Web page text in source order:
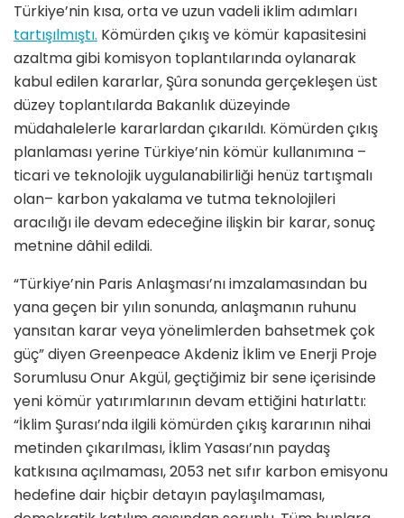
Türkiye’nin kısa, orta ve uzun vadeli iklim adımları
tartışılmıştı. Kömürden çıkış ve kömür kapasitesini
azaltma gibi komisyon toplantılarında oylanarak
kabul edilen kararlar, Şûra sonunda gerçekleşen üst
düzey toplantılarda Bakanlık düzeyinde
müdahalelerle kararlardan çıkarıldı. Kömürden çıkış
planlaması yerine Türkiye’nin kömür kullanımına –
ticari ve teknolojik uygulanabilirliği henüz tartışmalı
olan– karbon yakalama ve tutma teknolojileri
aracılığı ile devam edeceğine ilişkin bir karar, sonuç
metnine dâhil edildi.
“Türkiye’nin Paris Anlaşması’nı imzalamasından bu
yana geçen bir yılın sonunda, anlaşmanın ruhunu
yansıtan karar veya yönelimlerden bahsetmek çok
güç” diyen Greenpeace Akdeniz İklim ve Enerji Proje
Sorumlusu Onur Akgül, geçtiğimiz bir sene içerisinde
yeni kömür yatırımlarının devam ettiğini hatırlattı:
“İklim Şurası’nda ilgili kömürden çıkış kararının nihai
metinden çıkarılması, İklim Yasası’nın paydaş
katkısına açılmaması, 2053 net sıfır karbon emisyonu
hedefine dair hiçbir detayın paylaşılmaması,